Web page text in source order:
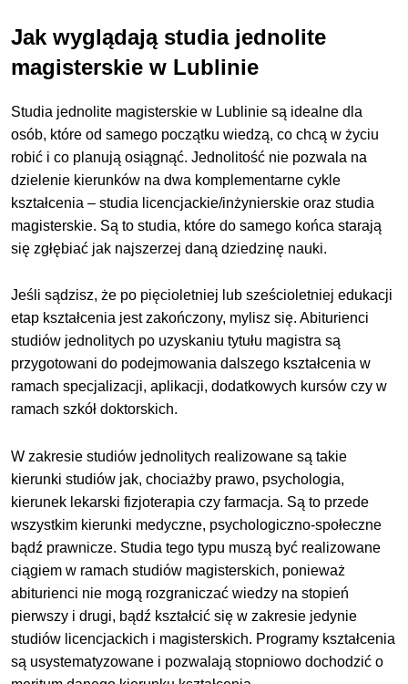
analityka weterynaryjna
animacja kultury
animal science and dairy production
animal welfare management
animaloterapia
applied anthropology
archeologia
architektura
architektura informacji
architektura krajobrazu
archiwistyka i elektroniczne zarządzanie dokumentacją
automatyzacja i robotyzacja produkcji
Jak wyglądają studia jednolite
magisterskie w Lublinie
Studia jednolite magisterskie w Lublinie są idealne dla
osób, które od samego początku wiedzą, co chcą w życiu
robić i co planują osiągnąć. Jednolitość nie pozwala na
dzielenie kierunków na dwa komplementarne cykle
kształcenia – studia licencjackie/inżynierskie oraz studia
magisterskie. Są to studia, które do samego końca starają
się zgłębiać jak najszerzej daną dziedzinę nauki.
Jeśli sądzisz, że po pięcioletniej lub sześcioletniej edukacji
etap kształcenia jest zakończony, mylisz się. Abiturienci
studiów jednolitych po uzyskaniu tytułu magistra są
przygotowani do podejmowania dalszego kształcenia w
ramach specjalizacji, aplikacji, dodatkowych kursów czy w
ramach szkół doktorskich.
W zakresie studiów jednolitych realizowane są takie
kierunki studiów jak, chociażby prawo, psychologia,
kierunek lekarski fizjoterapia czy farmacja. Są to przede
wszystkim kierunki medyczne, psychologiczno-społeczne
bądź prawnicze. Studia tego typu muszą być realizowane
ciągiem w ramach studiów magisterskich, ponieważ
abiturienci nie mogą rozgraniczać wiedzy na stopień
pierwszy i drugi, bądź kształcić się w zakresie jedynie
studiów licencjackich i magisterskich. Programy kształcenia
są usystematyzowane i pozwalają stopniowo dochodzić o